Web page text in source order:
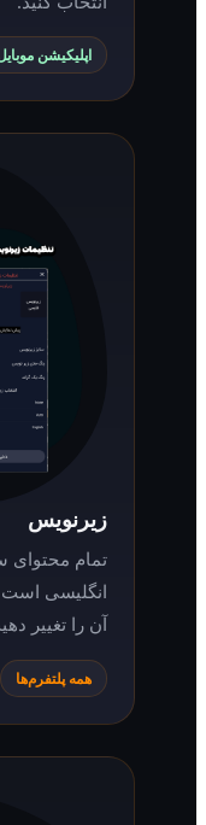
اپلیکیشن
زیرنویس
تمام محتوای
انگلیسی است
آن را تغییر
همه پلتفرم‌ها